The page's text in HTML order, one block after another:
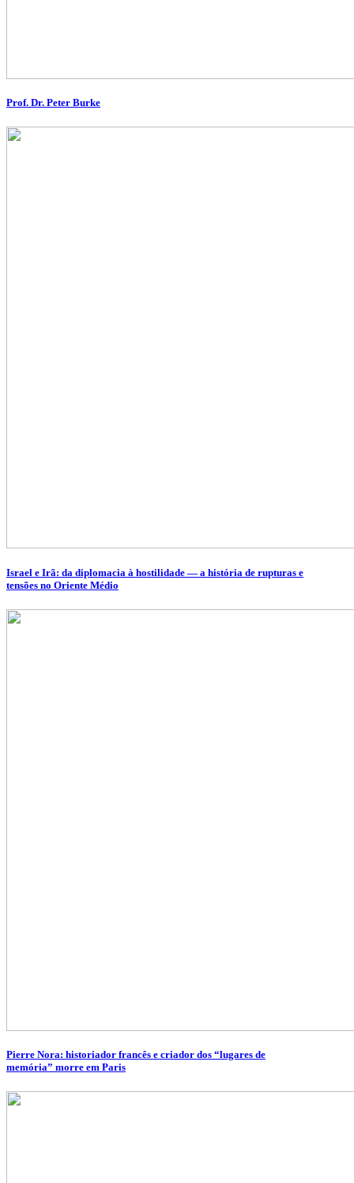
Prof. Dr. Peter Burke
Israel e Irã: da diplomacia à hostilidade — a história de rupturas e
tensões no Oriente Médio
Pierre Nora: historiador francês e criador dos “lugares de
memória” morre em Paris